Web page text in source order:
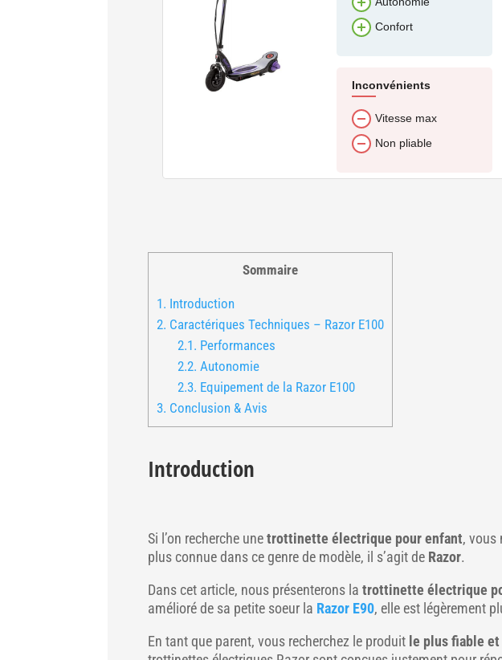
Confort
Inconvénients
Vitesse max
Non pliable
Sommaire
1. Introduction
2. Caractériques Techniques – Razor E100
2.1. Performances
2.2. Autonomie
2.3. Equipement de la Razor E100
3. Conclusion & Avis
Introduction
Si l’on recherche unetrottinette électrique pour enfant, vous
plus connue dans ce genre de modèle, il s’agit de Razor.
Dans cet article, nous présenterons latrottinette électrique
amélioré de sa petite soeur la Razor E90, elle est légèrement
En tant que parent, vous recherchez le produit le plus fiable